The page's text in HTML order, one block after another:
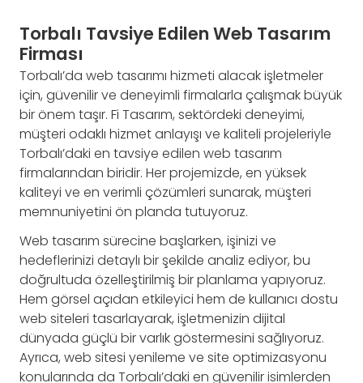
Torbalı Tavsiye Edilen Web Tasarım
Firması
Torbalı’da web tasarımı hizmeti alacak işletmeler
için, güvenilir ve deneyimli firmalarla çalışmak büyük
bir önem taşır. Fi Tasarım, sektördeki deneyimi,
müşteri odaklı hizmet anlayışı ve kaliteli projeleriyle
Torbalı’daki en tavsiye edilen web tasarım
firmalarından biridir. Her projemizde, en yüksek
kaliteyi ve en verimli çözümleri sunarak, müşteri
memnuniyetini ön planda tutuyoruz.
Web tasarım sürecine başlarken, işinizi ve
hedeflerinizi detaylı bir şekilde analiz ediyor, bu
doğrultuda özelleştirilmiş bir planlama yapıyoruz.
Hem görsel açıdan etkileyici hem de kullanıcı dostu
web siteleri tasarlayarak, işletmenizin dijital
dünyada güçlü bir varlık göstermesini sağlıyoruz.
Ayrıca, web sitesi yenileme ve site optimizasyonu
konularında da Torbalı’daki en güvenilir isimlerden